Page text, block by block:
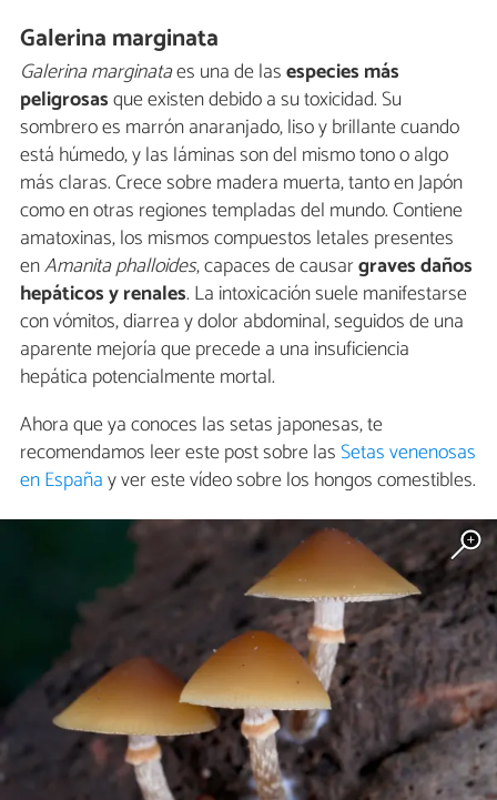
Galerina marginata
Galerina marginataes una de lasespecies más
peligrosasque existen debido a su toxicidad. Su
sombrero es marrón anaranjado, liso y brillante cuando
está húmedo, y las láminas son del mismo tono o algo
más claras. Crece sobre madera muerta, tanto en Japón
como en otras regiones templadas del mundo. Contiene
amatoxinas, los mismos compuestos letales presentes
enAmanita phalloides, capaces de causargraves daños
hepáticos y renales. La intoxicación suele manifestarse
con vómitos, diarrea y dolor abdominal, seguidos de una
aparente mejoría que precede a una insuficiencia
hepática potencialmente mortal.
Ahora que ya conoces las setas japonesas, te
recomendamos leer este post sobre lasSetas venenosas
en Españay ver este vídeo sobre los hongos comestibles.